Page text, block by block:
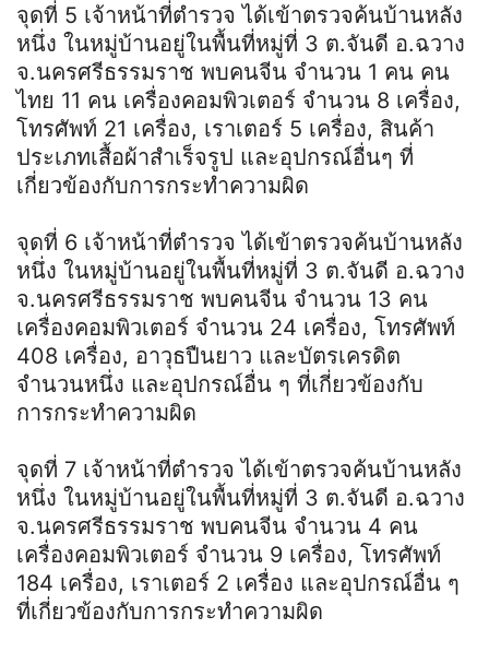
จุดที่ 5 เจ้าหน้าที่ตำรวจ ได้เข้าตรวจค้นบ้านหลัง
หนึ่ง ในหมู่บ้านอยู่ในพื้นที่หมู่ที่ 3 ต.จันดี อ.ฉวาง
จ.นครศรีธรรมราช พบคนจีน จำนวน 1 คน คน
ไทย 11 คน เครื่องคอมพิวเตอร์ จำนวน 8 เครื่อง,
โทรศัพท์ 21 เครื่อง, เราเตอร์ 5 เครื่อง, สินค้า
ประเภทเสื้อผ้าสำเร็จรูป และอุปกรณ์อื่นๆ ที่
เกี่ยวข้องกับการกระทำความผิด
จุดที่ 6 เจ้าหน้าที่ตำรวจ ได้เข้าตรวจค้นบ้านหลัง
หนึ่ง ในหมู่บ้านอยู่ในพื้นที่หมู่ที่ 3 ต.จันดี อ.ฉวาง
จ.นครศรีธรรมราช พบคนจีน จำนวน 13 คน
เครื่องคอมพิวเตอร์ จำนวน 24 เครื่อง, โทรศัพท์
408 เครื่อง, อาวุธปืนยาว และบัตรเครดิต
จำนวนหนึ่ง และอุปกรณ์อื่น ๆ ที่เกี่ยวข้องกับ
การกระทำความผิด
จุดที่ 7 เจ้าหน้าที่ตำรวจ ได้เข้าตรวจค้นบ้านหลัง
หนึ่ง ในหมู่บ้านอยู่ในพื้นที่หมู่ที่ 3 ต.จันดี อ.ฉวาง
จ.นครศรีธรรมราช พบคนจีน จำนวน 4 คน
เครื่องคอมพิวเตอร์ จำนวน 9 เครื่อง, โทรศัพท์
184 เครื่อง, เราเตอร์ 2 เครื่อง และอุปกรณ์อื่น ๆ
ที่เกี่ยวข้องกับการกระทำความผิด